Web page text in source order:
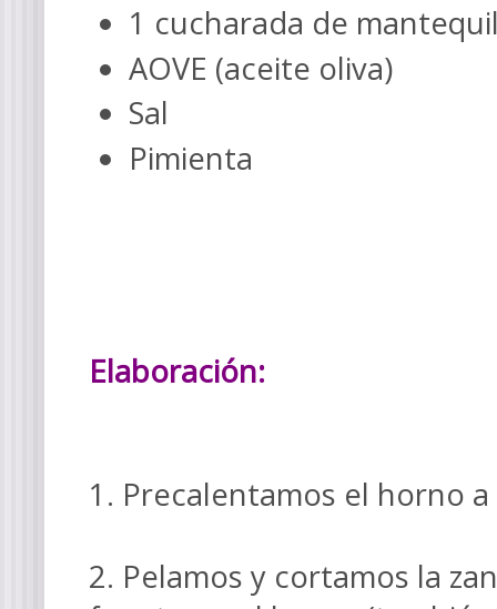
1 cucharada de
AOVE (aceite oliva)
Sal
Pimienta
Elaboración:
1. Precalentamos el horno
2. Pelamos y cortamos la